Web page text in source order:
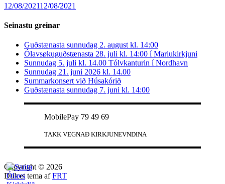
12/08/202112/08/2021
Seinastu greinar
Guðstænasta sunnudag 2. august kl. 14:00
Ólavsøkuguðstænasta 28. juli kl. 14:00 í Mariukirkjuni
Sunnudag 5. juli kl. 14.00 Tólvkanturin í Nordhavn
Sunnudag 21. juni 2026 kl. 14.00
Summarkonsert við Húsakórið
Guðstænasta sunnudag 7. juni kl. 14:00
MobilePay 79 49 69
TAKK VEGNAÐ KIRKJUNEVNDINA
Copyright © 2026
Dulcet tema afFRT